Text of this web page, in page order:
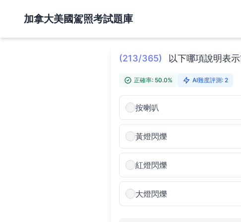
加拿大美國駕照考試題庫
(213/365) 以下哪項說明表
正確率: 50.0% AI難度評測: 2
按喇叭
黃燈閃爍
紅燈閃爍
大燈閃爍